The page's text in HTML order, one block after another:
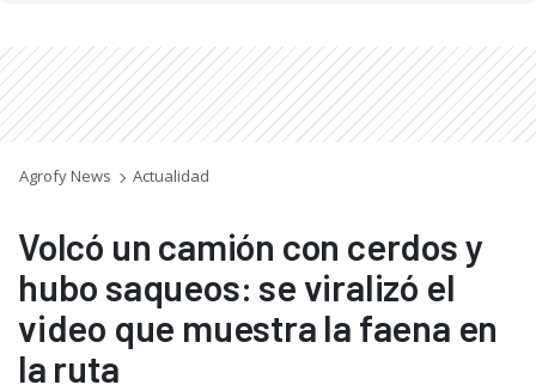
Agrofy News Actualidad
Volcó un camión con cerdos y
hubo saqueos: se viralizó el
video que muestra la faena en
la ruta